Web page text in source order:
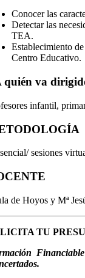
Conocer las
Detectar las
TEA.
Establecimiento
Centro Educativo.
quién va
infantil,
sesiones
de Hoyos y Mª
TU
Financiable